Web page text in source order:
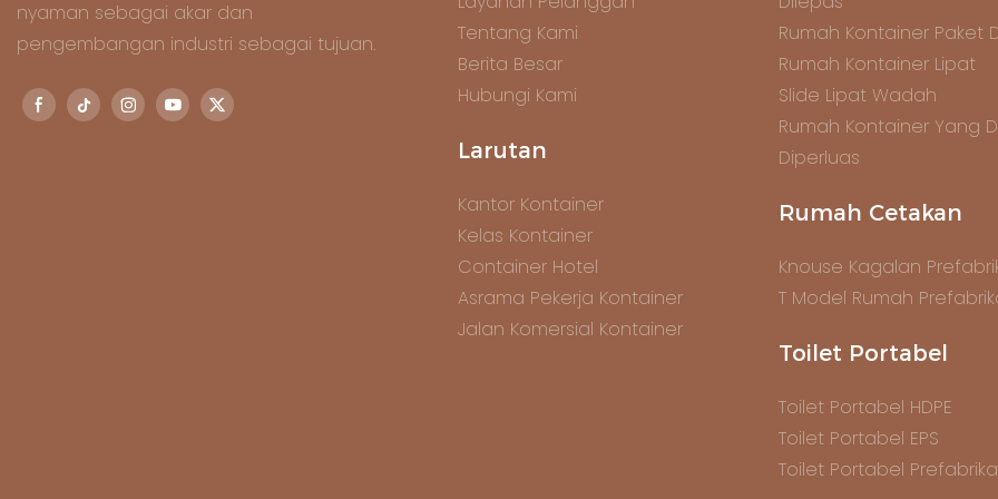
nyaman sebagai akar dan
pengembangan industri sebagai tujuan.
Tentang Kami
Berita Besar
Hubungi Kami
Larutan
Kantor Kontainer
Kelas Kontainer
Container Hotel
Asrama Pekerja Kontainer
Jalan Komersial Kontainer
Rumah Kontainer Paket
Rumah Kontainer Lipat
Slide Lipat Wadah
Rumah Kontainer Yang
Diperluas
Rumah Cetakan
Knouse Kagalan
T Model Rumah
Toilet Portabel
Toilet Portabel HDPE
Toilet Portabel EPS
Toilet Portabel